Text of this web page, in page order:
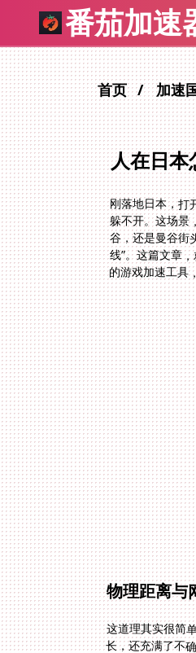
番茄加速
首页 加速
人在日
刚落地日本，打
躲不开。这场景
谷，还是曼谷街
线”。这篇文章
的游戏加速工具
物理距离与
这道理其实很简
长，还充满了不
一个操作指令，
仅是日本怎么玩